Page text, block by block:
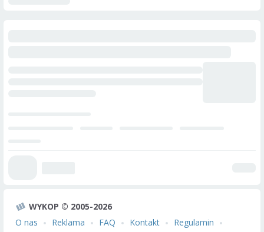
WYKOP © 2005-2026
O nas
Reklama FAQ Kontakt
Regulamin